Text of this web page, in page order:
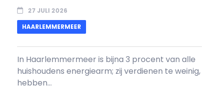
27 JULI 2026
HAARLEMMERMEER
In Haarlemmermeer is bijna 3 procent van alle
huishoudens energiearm; zij verdienen te weinig,
hebben...